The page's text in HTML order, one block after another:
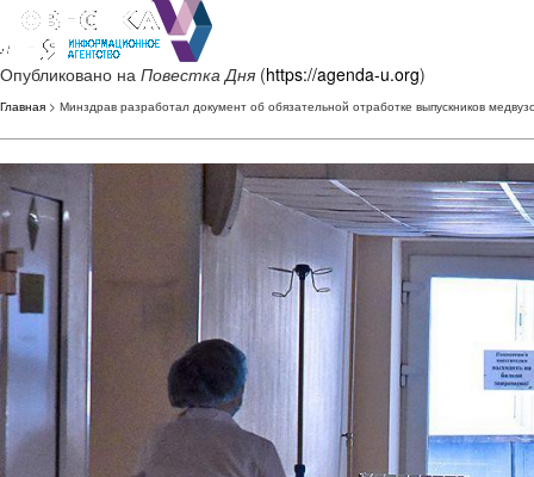
Опубликовано на Повестка Дня (https://agenda-u.org)
Главная > Минздрав разработал документ об обязательной отработке выпускников